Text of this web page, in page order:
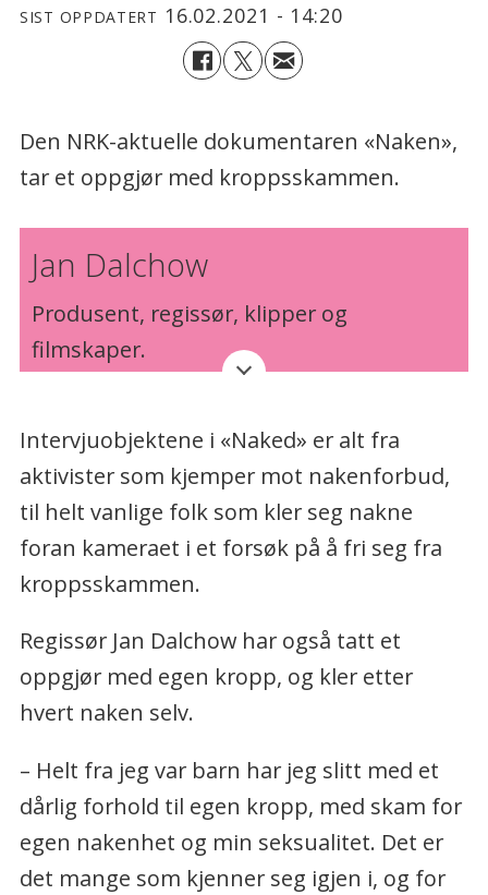
SIST OPPDATERT 16.02.2021 - 14:20
Den NRK-aktuelle dokumentaren «Naken»,
tar et oppgjør med kroppsskammen.
Jan Dalchow
Produsent, regissør, klipper og
filmskaper.
Oslo.
Har vunnet Gullruten, er Amanda-
nominert og har fått flere internasjonale
priser, blant annet under filmfestivalen i
Ble nominert til Skamløsprisen 2020,
blant annet for arbeidet med «Naken».
Står bak filmer som «Jeg elsker hvem jeg
vil», «BE - skitne, syndige meg», «USA
mot Al-Arian», «100% menneske», «Å leve
uten penger» og «Fremragende timer».
Intervjuobjektene i «Naked» er alt fra
aktivister som kjemper mot nakenforbud,
til helt vanlige folk som kler seg nakne
foran kameraet i et forsøk på å fri seg fra
kroppsskammen.
Regissør Jan Dalchow har også tatt et
oppgjør med egen kropp, og kler etter
hvert naken selv.
– Helt fra jeg var barn har jeg slitt med et
dårlig forhold til egen kropp, med skam for
egen nakenhet og min seksualitet. Det er
det mange som kjenner seg igjen i, og for